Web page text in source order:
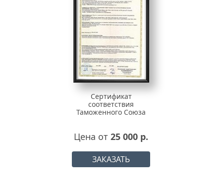
Сертификат
соответствия
Таможенного Союза
Цена от 25 000 р.
ЗАКАЗАТЬ